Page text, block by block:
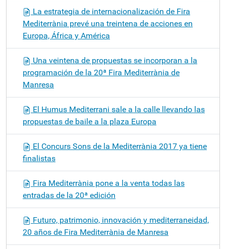
La estrategia de internacionalización de Fira
Mediterrània prevé una treintena de acciones en
Europa, África y América
Una veintena de propuestas se incorporan a la
programación de la 20ª Fira Mediterrània de
Manresa
El Humus Mediterrani sale a la calle llevando las
propuestas de baile a la plaza Europa
El Concurs Sons de la Mediterrània 2017 ya tiene
finalistas
Fira Mediterrània pone a la venta todas las
entradas de la 20ª edición
Futuro, patrimonio, innovación y mediterraneidad,
20 años de Fira Mediterrània de Manresa